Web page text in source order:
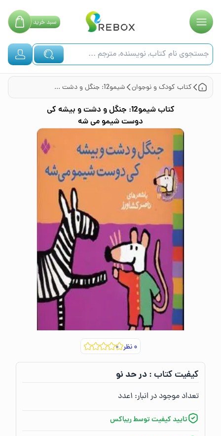
سبدخرید
کتاب کودک و نوجوان شیمو12: جنگل و دشت و بیشه کی دوست شیمو می شه
کتاب
شیمو12: جنگل و دشت و بیشه کی
دوست شیمو می شه
۰نظر
کیفیت کتاب :‌در حد نو
تعداد موجود در انبار:‌ ۱عدد
تایید کیفیت توسط ریباکس